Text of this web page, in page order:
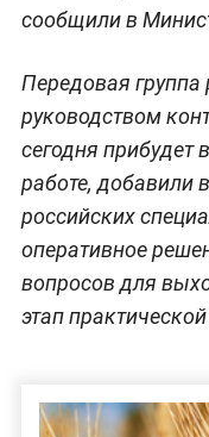
сообщили в
Передовая группа
руководством
сегодня прибудет
работе, добавили
российских
оперативное
вопросов для
этап